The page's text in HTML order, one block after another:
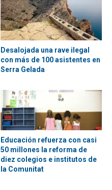
Desalojada una rave ilegal
con más de 100 asistentes en
Serra Gelada
Educación refuerza con casi
50 millones la reforma de
diez colegios e institutos de
la Comunitat